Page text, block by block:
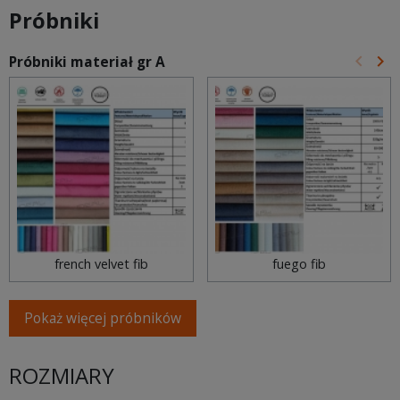
Próbniki
Próbniki materiał gr A keyboard_arrow_left keyboard_arrow_right
french velvet fib fuego fib
Pokaż więcej próbników
ROZMIARY